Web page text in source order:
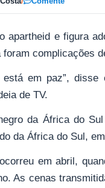
apartheid e figura
foram complicações
está em paz”,
de TV.
da África do
da África do Sul,
em abril,
As cenas